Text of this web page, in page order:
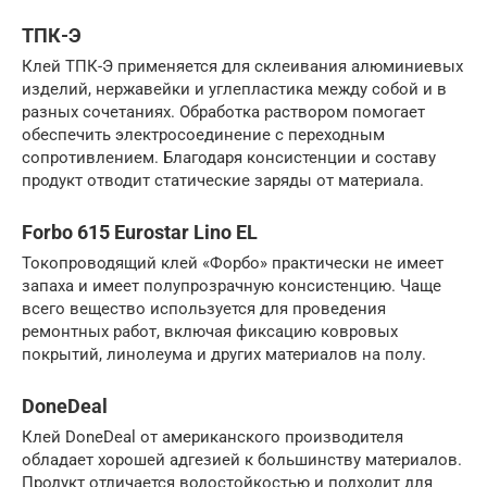
ТПК-Э
Клей ТПК-Э применяется для склеивания алюминиевых
изделий, нержавейки и углепластика между собой и в
разных сочетаниях. Обработка раствором помогает
обеспечить электросоединение с переходным
сопротивлением. Благодаря консистенции и составу
продукт отводит статические заряды от материала.
Forbo 615 Eurostar Lino EL
Токопроводящий клей «Форбо» практически не имеет
запаха и имеет полупрозрачную консистенцию. Чаще
всего вещество используется для проведения
ремонтных работ, включая фиксацию ковровых
покрытий, линолеума и других материалов на полу.
DoneDeal
Клей DoneDeal от американского производителя
обладает хорошей адгезией к большинству материалов.
Продукт отличается водостойкостью и подходит для